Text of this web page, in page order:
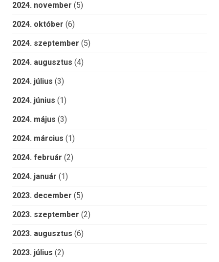
2024. november (5)
2024. október (6)
2024. szeptember (5)
2024. augusztus (4)
2024. július (3)
2024. június (1)
2024. május (3)
2024. március (1)
2024. február (2)
2024. január (1)
2023. december (5)
2023. szeptember (2)
2023. augusztus (6)
2023. július (2)